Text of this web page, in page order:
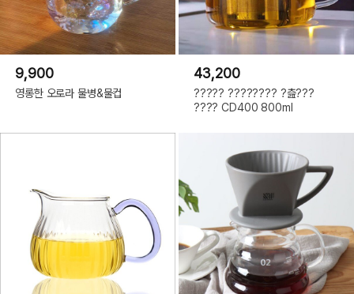
9,900
영롱한 오로라 물병&물컵
43,200
????? ???????? ?츮???
???? CD400 800ml